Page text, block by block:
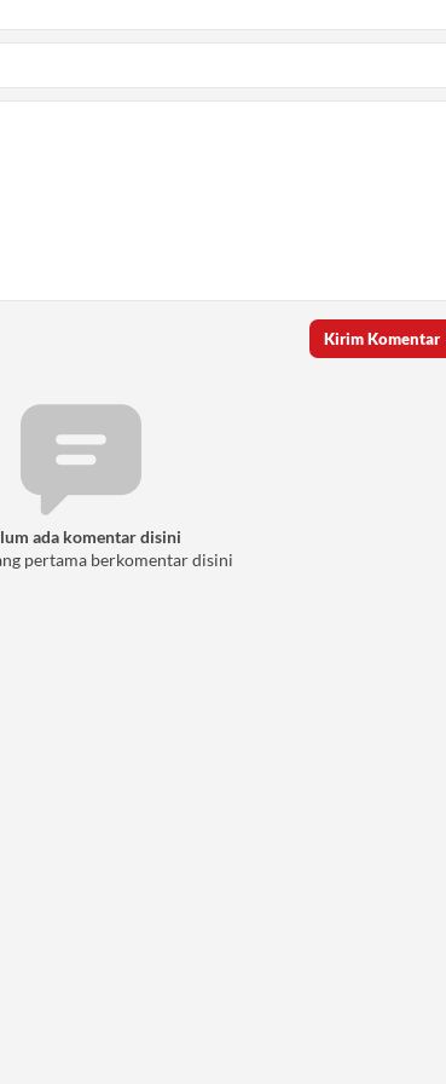
ada komentar disini
pertama berkomentar disini